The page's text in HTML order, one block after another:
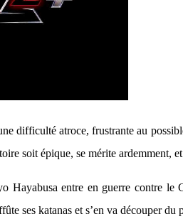
difficulté atroce, frustrante au
soit épique, se mérite ardemment,
Hayabusa entre en guerre contre
ses katanas et s’en va découper du